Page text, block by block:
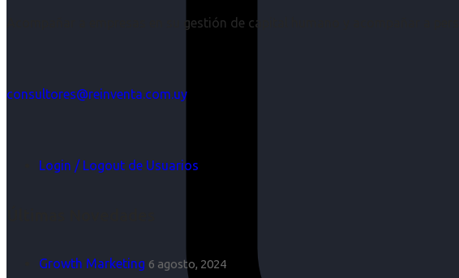
Acompañar a empresas en su gestión de capital humano y acompañar a
consultores@reinventa.com.uy
Login / Logout de Usuarios
Growth Marketing 6 agosto, 2024